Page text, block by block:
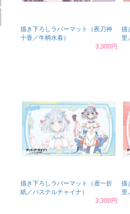
描き下ろしラバーマット（夜刀神
十香／牛柄水着）
3,300円
描
里
描き下ろしラバーマット（鳶一折
紙／パステルチャイナ）
3,300円
描
里